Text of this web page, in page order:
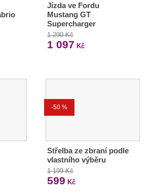
Jízda ve Fordu
Mustang GT
Supercharger
1 290 Kč
1 097 Kč
-50 %
Střelba ze zbraní podle
vlastního výběru
1 199 Kč
599 Kč